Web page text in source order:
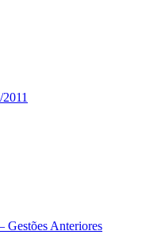
Gestões Anteriores